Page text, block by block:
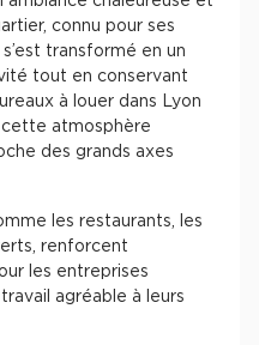
connu pour ses
transformé en un
tout en conservant
à louer dans Lyon
atmosphère
des grands axes
les restaurants, les
renforcent
les entreprises
agréable à leurs